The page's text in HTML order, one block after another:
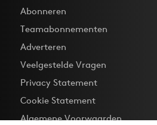
Abonneren
Teamabonnementen
Adverteren
Veelgestelde Vragen
Privacy Statement
Cookie Statement
Algemene Voorwaarden